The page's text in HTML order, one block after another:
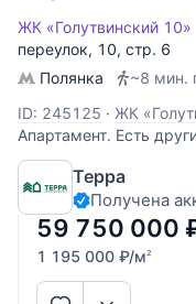
ЖК «Голутвинский 10»
переулок, 10, стр. 6
Полянка
~8 мин.
ID: 245125 · ЖК
Апартамент. Есть
других этажах.
для хранения 4,5 кв
Отделка чистовая,
покраска стен (цвет
Терра
Получена
59 750 000
1 195 000 ₽/м2